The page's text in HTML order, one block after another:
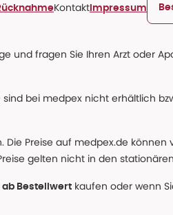
Kontakt Impressum
und fragen Sie Ihren Arzt oder
bei medpex nicht erhältlich
Die Preise auf medpex.de
gelten nicht in den
ab Bestellwert kaufen oder wenn